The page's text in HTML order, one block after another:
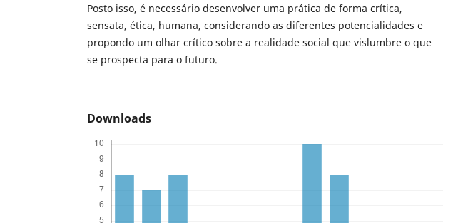
Posto isso, é necessário desenvolver uma prática de forma crítica,
sensata, ética, humana, considerando as diferentes potencialidades e
propondo um olhar crítico sobre a realidade social que vislumbre o que
se prospecta para o futuro.
Downloads